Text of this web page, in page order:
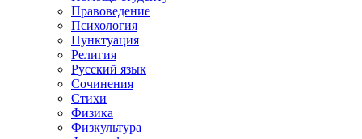
Правоведение
Психология
Пунктуация
Религия
Русский язык
Сочинения
Стихи
Физика
Физкультура